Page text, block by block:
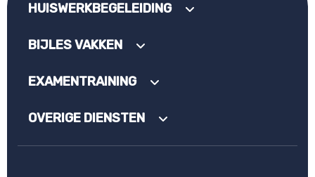
HUISWERKBEGELEIDING
BIJLES VAKKEN
EXAMENTRAINING
OVERIGE DIENSTEN